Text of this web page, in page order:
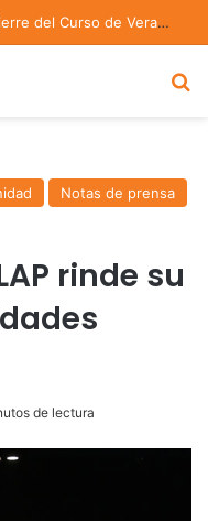
La convivencia familiar marca el cierre del Curso de Verano de Escuelas Aztecas
Notas de prensa
rinde su
de lectura